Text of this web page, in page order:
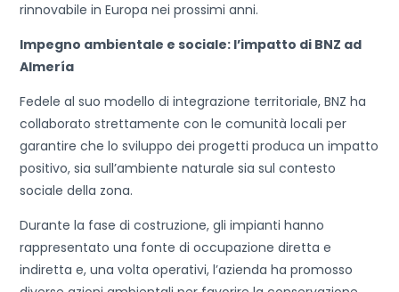
rinnovabile in Europa nei prossimi anni.
Impegno ambientale e sociale: l’impatto di BNZ ad
Almería
Fedele al suo modello di integrazione territoriale, BNZ ha
collaborato strettamente con le comunità locali per
garantire che lo sviluppo dei progetti produca un impatto
positivo, sia sull’ambiente naturale sia sul contesto
sociale della zona.
Durante la fase di costruzione, gli impianti hanno
rappresentato una fonte di occupazione diretta e
indiretta e, una volta operativi, l’azienda ha promosso